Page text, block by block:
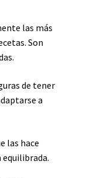
las más
Son
de tener
a
las hace